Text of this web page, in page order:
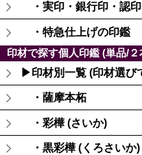
・実印・銀行印・認印
・特急仕上げの印鑑
印材で探す個人印鑑 (単品/２
▶印材別一覧 (印材選び
・薩摩本柘
・彩樺 (さいか)
・黒彩樺 (くろさいか)